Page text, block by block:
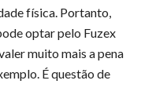
física. Portanto,
optar pelo Fuzex
muito mais a pena
É questão de